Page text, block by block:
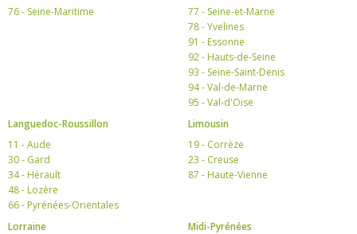
76 - Seine-Maritime
77 - Seine-et-Marne
78 - Yvelines
91 - Essonne
92 - Hauts-de-Seine
93 - Seine-Saint-Denis
94 - Val-de-Marne
95 - Val-d'Oise
Languedoc-Roussillon
11 - Aude
30 - Gard
34 - Hérault
48 - Lozère
66 - Pyrénées-Orientales
Limousin
19 - Corrèze
23 - Creuse
87 - Haute-Vienne
Lorraine
Midi-Pyrénées